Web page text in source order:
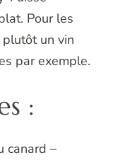
Pour les
plutôt un vin
par exemple.
:
canard –